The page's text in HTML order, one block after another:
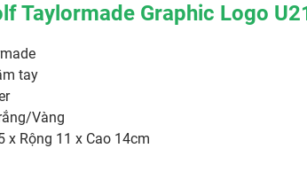
Taylormade Graphic Logo
tay
Vàng
x Rộng 11 x Cao 14cm